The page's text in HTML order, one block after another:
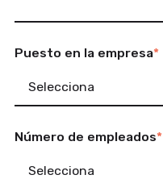
Puesto en la empresa*
Número de empleados*